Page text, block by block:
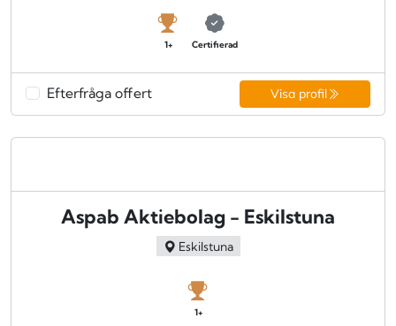
1+ Certifierad
Efterfråga offert Visa profil
Aspab Aktiebolag - Eskilstuna
Eskilstuna
1+